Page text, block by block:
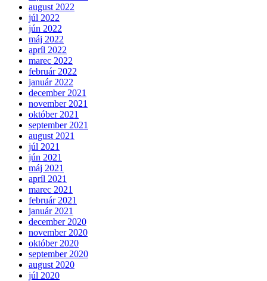
august 2022
júl 2022
jún 2022
máj 2022
apríl 2022
marec 2022
február 2022
január 2022
december 2021
november 2021
október 2021
september 2021
august 2021
júl 2021
jún 2021
máj 2021
apríl 2021
marec 2021
február 2021
január 2021
december 2020
november 2020
október 2020
september 2020
august 2020
júl 2020